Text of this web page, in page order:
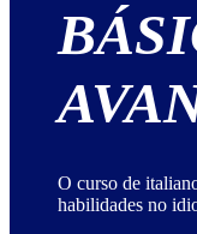
O curso de
habilidades no